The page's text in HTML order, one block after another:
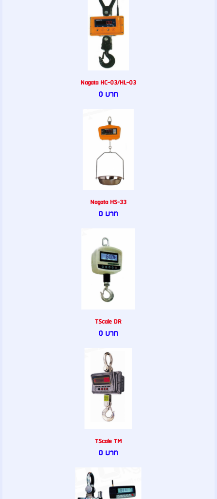
Nagata HC-03/HL-03
0 บาท
Nagata HS-33
0 บาท
TScale DR
0 บาท
TScale TM
0 บาท